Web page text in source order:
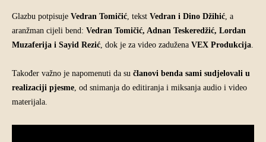
Glazbu potpisuje Vedran Tomičić , tekst Vedran i Dino Džihić , a
aranžman cijeli bend: Vedran Tomičić, Adnan Teskeredžić, Lordan
Muzaferija i Sayid Rezić , dok je za video zadužena VEX Produkcija
Također važno je napomenuti da su članovi benda sami sudjelovali u
realizaciji pjesme , od snimanja do editiranja i miksanja audio i video
materijala.